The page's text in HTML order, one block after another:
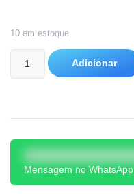
10 em estoque
Adicionar
Mensagem no WhatsApp